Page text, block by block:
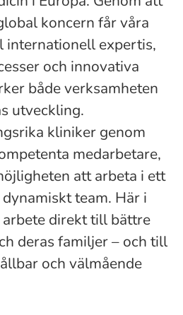
koncern får våra
expertis,
och innovativa
både verksamheten
utveckling.
kliniker genom
medarbetare,
att arbeta i ett
team. Här i
direkt till bättre
deras familjer – och till
och välmående